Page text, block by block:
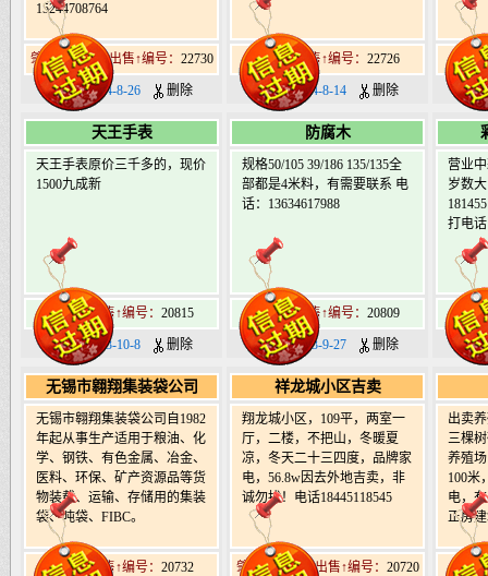
15244708764
肇东北19道街出售↑编号： 22730
日期：2024-8-26 删除
肇东市出售↑编号： 22726
日期：2024-8-14 删除
肇
日
天王手表
天王手表原价三千多的，现价
1500九成新
肇东市出售↑编号： 20815
日期：2023-10-8 删除
防腐木
规格50/105 39/186 135/135全
部都是4米料，有需要联系 电
话：13634617988
西园区出售↑编号： 20809
日期：2023-9-27 删除
营业
岁数
打电话
肇
日
无锡市翱翔集装袋公司
无锡市翱翔集装袋公司自1982
年起从事生产适用于粮油、化
学、钢铁、有色金属、冶金、
医料、环保、矿产资源品等货
物装载、运输、存储用的集装
袋、吨袋、FIBC。
肇东市出售↑编号： 20732
祥龙城小区吉卖
翔龙城小区，109平，两室一
厅，二楼，不把山，冬暖夏
凉，冬天二十三四度，品牌家
电，56.8w因去外地吉卖，非
诚勿扰！电话18445118545
肇东南17道街出售↑编号： 20720
出卖
三棵
养殖
100米
电，
正房
肇